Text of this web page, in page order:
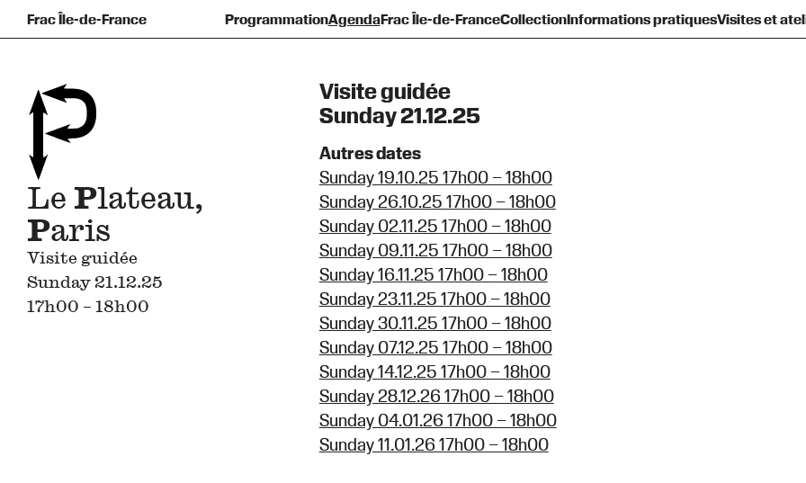
Frac Île-de-France
ProgrammationAgendaFrac Île-de-FranceCollectionInformations pratiquesVisites et
Le Plateau,
Paris
Visite guidée
Sunday 21.12.25
17h00 – 18h00
Visite guidée
Sunday 21.12.25
Autres dates
Sunday 19.10.25 17h00 – 18h00
Sunday 26.10.25 17h00 – 18h00
Sunday 02.11.25 17h00 – 18h00
Sunday 09.11.25 17h00 – 18h00
Sunday 16.11.25 17h00 – 18h00
Sunday 23.11.25 17h00 – 18h00
Sunday 30.11.25 17h00 – 18h00
Sunday 07.12.25 17h00 – 18h00
Sunday 14.12.25 17h00 – 18h00
Sunday 28.12.26 17h00 – 18h00
Sunday 04.01.26 17h00 – 18h00
Sunday 11.01.26 17h00 – 18h00